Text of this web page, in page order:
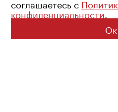
Возрастное
Политика
© 2026 Все
соглашаетесь с
конфиденциальности.
Ок